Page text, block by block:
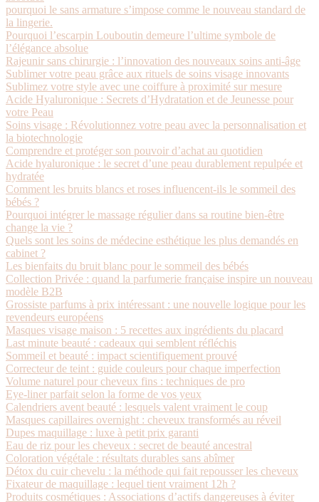
pourquoi le sans armature s’impose comme le nouveau standard de
la lingerie.
Pourquoi l’escarpin Louboutin demeure l’ultime symbole de
l’élégance absolue
Rajeunir sans chirurgie : l’innovation des nouveaux soins anti-âge
Sublimer votre peau grâce aux rituels de soins visage innovants
Sublimez votre style avec une coiffure à proximité sur mesure
Acide Hyaluronique : Secrets d’Hydratation et de Jeunesse pour
votre Peau
Soins visage : Révolutionnez votre peau avec la personnalisation et
la biotechnologie
Comprendre et protéger son pouvoir d’achat au quotidien
Acide hyaluronique : le secret d’une peau durablement repulpée et
hydratée
Comment les bruits blancs et roses influencent-ils le sommeil des
bébés ?
Pourquoi intégrer le massage régulier dans sa routine bien-être
change la vie ?
Quels sont les soins de médecine esthétique les plus demandés en
cabinet ?
Les bienfaits du bruit blanc pour le sommeil des bébés
Collection Privée : quand la parfumerie française inspire un nouveau
modèle B2B
Grossiste parfums à prix intéressant : une nouvelle logique pour les
revendeurs européens
Masques visage maison : 5 recettes aux ingrédients du placard
Last minute beauté : cadeaux qui semblent réfléchis
Sommeil et beauté : impact scientifiquement prouvé
Correcteur de teint : guide couleurs pour chaque imperfection
Volume naturel pour cheveux fins : techniques de pro
Eye-liner parfait selon la forme de vos yeux
Calendriers avent beauté : lesquels valent vraiment le coup
Masques capillaires overnight : cheveux transformés au réveil
Dupes maquillage : luxe à petit prix garanti
Eau de riz pour les cheveux : secret de beauté ancestral
Coloration végétale : résultats durables sans abîmer
Détox du cuir chevelu : la méthode qui fait repousser les cheveux
Fixateur de maquillage : lequel tient vraiment 12h ?
Produits cosmétiques : Associations d’actifs dangereuses à éviter